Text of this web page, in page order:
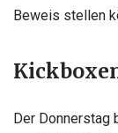
Beweis stellen
Der Donnerstag